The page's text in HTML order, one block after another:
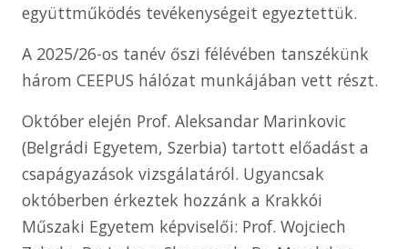
együttműködés tevékenységeit egyeztettük.
A 2025/26-os tanév őszi félévében tanszékünk
három CEEPUS hálózat munkájában vett részt.
Október elején Prof. Aleksandar Marinkovic
(Belgrádi Egyetem, Szerbia) tartott előadást a
csapágyazások vizsgálatáról. Ugyancsak
októberben érkeztek hozzánk a Krakkói
Műszaki Egyetem képviselői: Prof. Wojciech